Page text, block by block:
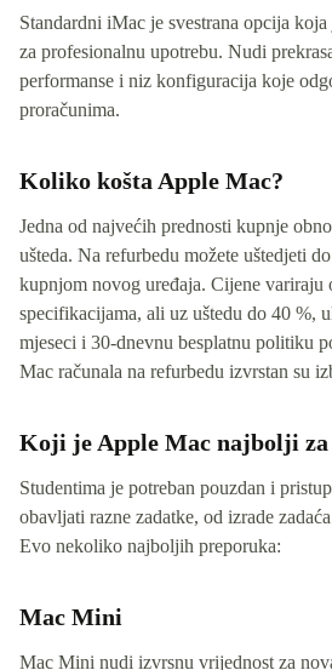
Standardni iMac je svestrana opcija
za profesionalnu upotrebu. Nudi
performanse i niz konfiguracija koje
proračunima.
Koliko košta Apple Mac?
Jedna od najvećih prednosti kupnje
ušteda. Na refurbedu možete uštedjeti
kupnjom novog uređaja. Cijene variraju
specifikacijama, ali uz uštedu do 40 %,
mjeseci i 30-dnevnu besplatnu politiku
Mac računala na refurbedu izvrstan su
Koji je Apple Mac najbolji za
Studentima je potreban pouzdan i
obavljati razne zadatke, od izrade
Evo nekoliko najboljih preporuka:
Mac Mini
Mac Mini nudi izvrsnu vrijednost za